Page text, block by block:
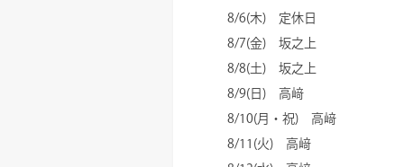
8/6(木) 定休日
8/7(金) 坂之上
8/8(土) 坂之上
8/9(日) 高﨑
8/10(月・祝) 高﨑
8/11(火) 高﨑